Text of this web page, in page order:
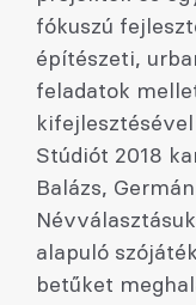
fókuszú
építészeti,
feladatok
Stúdiót 2018
Balázs,
alapuló
betűket